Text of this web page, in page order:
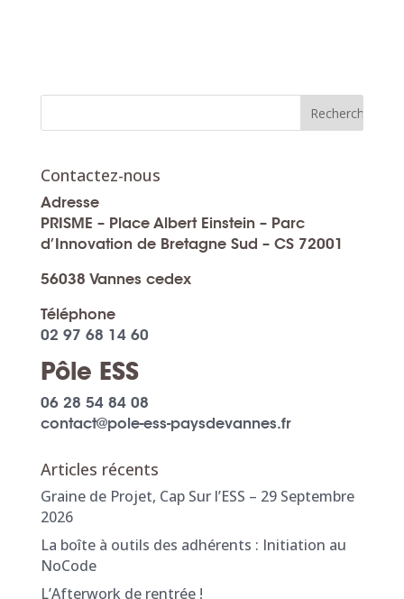
Contactez-nous
Adresse
PRISME – Place Albert Einstein – Parc
d’Innovation de Bretagne Sud – CS 72001
56038 Vannes cedex
Téléphone
02 97 68 14 60
Pôle ESS
06 28 54 84 08
contact@pole-ess-paysdevannes.fr
Articles récents
Graine de Projet, Cap Sur l’ESS – 29 Septembre
2026
La boîte à outils des adhérents : Initiation au
NoCode
L’Afterwork de rentrée !